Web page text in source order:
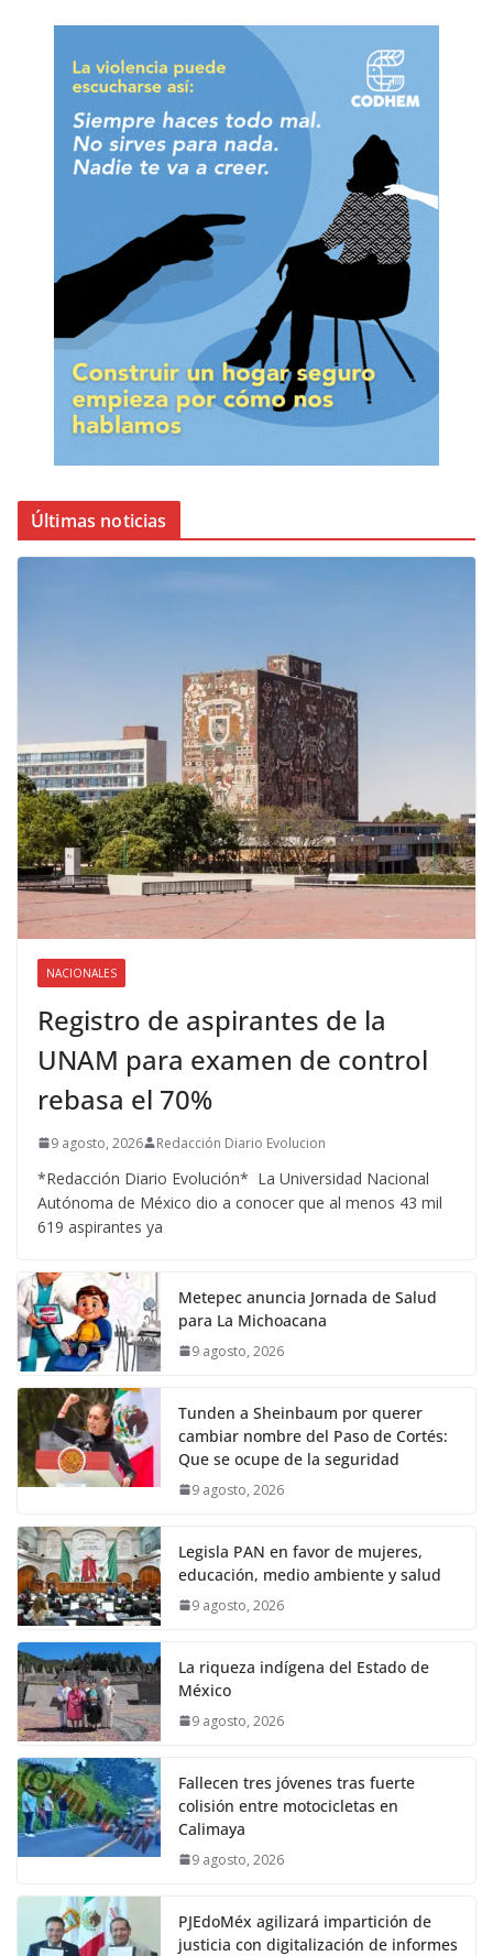
Últimas noticias
NACIONALES
Registro de aspirantes de la
UNAM para examen de control
rebasa el 70%
9 agosto, 2026 Redacción Diario Evolucion
*Redacción Diario Evolución* La Universidad Nacional
Autónoma de México dio a conocer que al menos 43 mil
619 aspirantes ya
Metepec anuncia Jornada de Salud
para La Michoacana
9 agosto, 2026
Tunden a Sheinbaum por querer
cambiar nombre del Paso de Cortés:
Que se ocupe de la seguridad
9 agosto, 2026
Legisla PAN en favor de mujeres,
educación, medio ambiente y salud
9 agosto, 2026
La riqueza indígena del Estado de
México
9 agosto, 2026
Fallecen tres jóvenes tras fuerte
colisión entre motocicletas en
Calimaya
9 agosto, 2026
PJEdoMéx agilizará impartición de
justicia con digitalización de informes